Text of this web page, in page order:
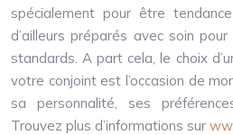
spécialement pour être
d’ailleurs préparés avec soin
standards. A part cela, le choix
votre conjoint est l’occasion de
sa personnalité, ses
Trouvez plus d’informations sur